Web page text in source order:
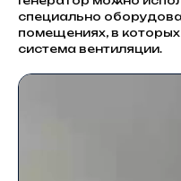
специально
помещениях, в
система вентиляции.